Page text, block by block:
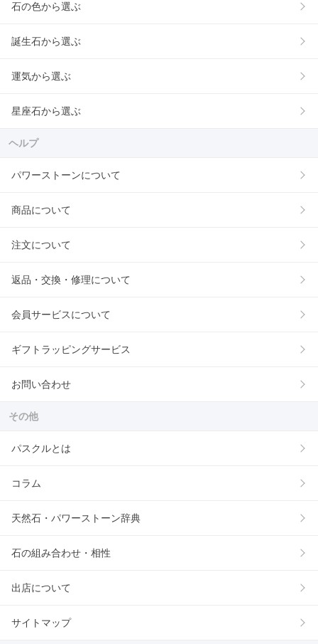
石の色から選ぶ
誕生石から選ぶ
運気から選ぶ
星座石から選ぶ
ヘルプ
パワーストーンについて
商品について
注文について
返品・交換・修理について
会員サービスについて
ギフトラッピングサービス
お問い合わせ
その他
パスクルとは
コラム
天然石・パワーストーン辞典
石の組み合わせ・相性
出店について
サイトマップ